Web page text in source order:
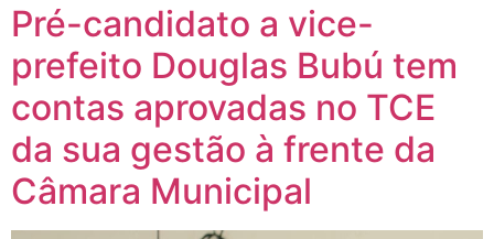
Pré-candidato a vice-
prefeito Douglas Bubú tem
contas aprovadas no TCE
da sua gestão à frente da
Câmara Municipal